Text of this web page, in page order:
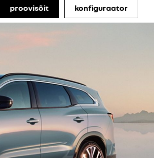
proovisõit konfiguraator